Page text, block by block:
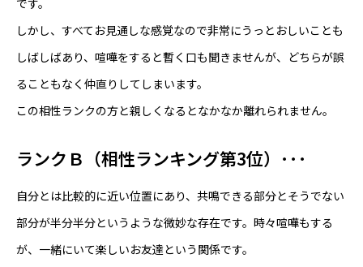
しかし、すべてお見通しな感覚なので非常にうっとおしいことも
しばしばあり、喧嘩をすると暫く口も聞きませんが、どちらが誤
ることもなく仲直りしてしまいます。
この相性ランクの方と親しくなるとなかなか離れられません。
ランクＢ（相性ランキング第3位）･･･
自分とは比較的に近い位置にあり、共鳴できる部分とそうでない
部分が半分半分というような微妙な存在です。時々喧嘩もする
が、一緒にいて楽しいお友達という関係です。